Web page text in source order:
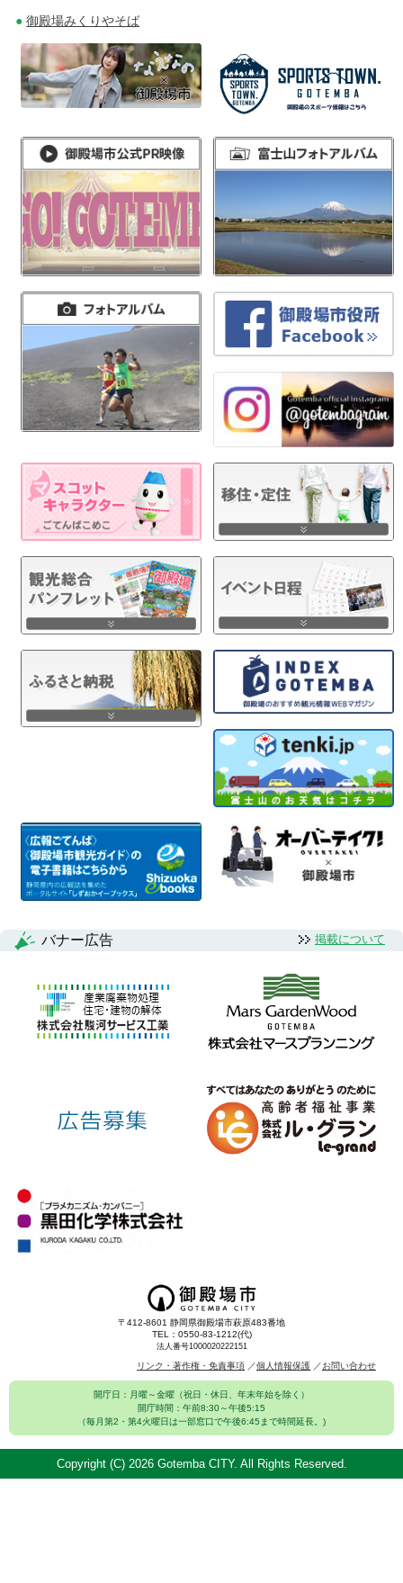
御殿場みくりやそば
バナー広告 掲載について
〒412-8601 静岡県御殿場市萩原483番地
TEL：0550-83-1212(代)
法人番号1000020222151
リンク・著作権・免責事項 個人情報保護 お問い合わせ
開庁日：月曜～金曜（祝日・休日、年末年始を除く）
開庁時間：午前8:30～午後5:15
（毎月第2・第4火曜日は一部窓口で午後6:45まで時間延長。)
Copyright (C) 2026 Gotemba CITY. All Rights Reserved.